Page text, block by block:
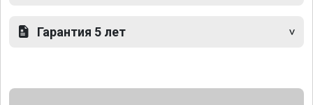
Гарантия 5 лет